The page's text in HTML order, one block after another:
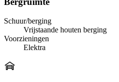
Schuur/berging
Vrijstaande houten berging
Voorzieningen
Elektra